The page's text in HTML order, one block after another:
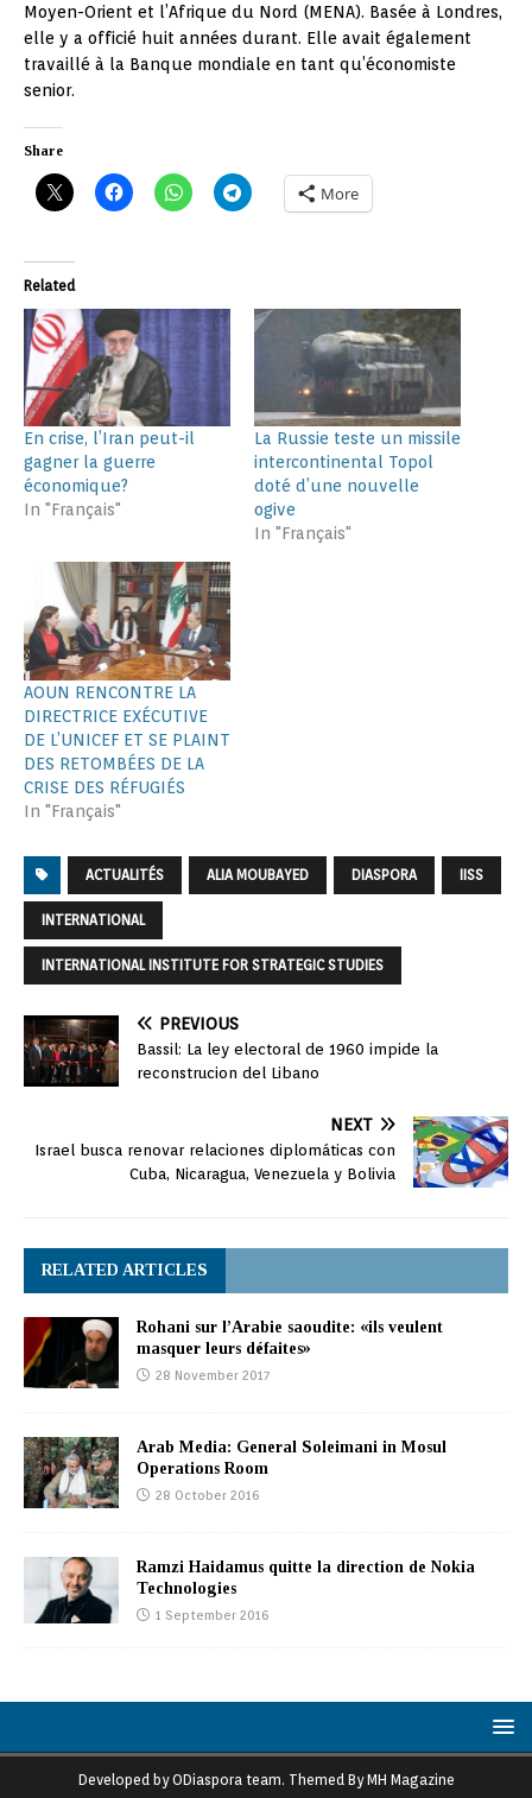
Moyen-Orient et l’Afrique du Nord (MENA). Basée à Londres,
elle y a officié huit années durant. Elle avait également
travaillé à la Banque mondiale en tant qu’économiste
senior.
Share
More
Related
En crise, l’Iran peut-il
gagner la guerre
économique?
In "Français"
La Russie teste un missile
intercontinental Topol
doté d’une nouvelle
ogive
In "Français"
AOUN RENCONTRE LA
DIRECTRICE EXÉCUTIVE
DE L’UNICEF ET SE PLAINT
DES RETOMBÉES DE LA
CRISE DES RÉFUGIÉS
In "Français"
ACTUALITÉS ALIA MOUBAYED DIASPORA IISS
INTERNATIONAL
INTERNATIONAL INSTITUTE FOR STRATEGIC STUDIES
PREVIOUS
Bassil: La ley electoral de 1960 impide la
reconstrucion del Libano
NEXT
Israel busca renovar relaciones diplomáticas con
Cuba, Nicaragua, Venezuela y Bolivia
RELATED ARTICLES
Rohani sur l’Arabie saoudite: «ils veulent
masquer leurs défaites»
28 November 2017
Arab Media: General Soleimani in Mosul
Operations Room
28 October 2016
Ramzi Haidamus quitte la direction de Nokia
Technologies
1 September 2016
Developed by ODiaspora team. Themed By MH Magazine